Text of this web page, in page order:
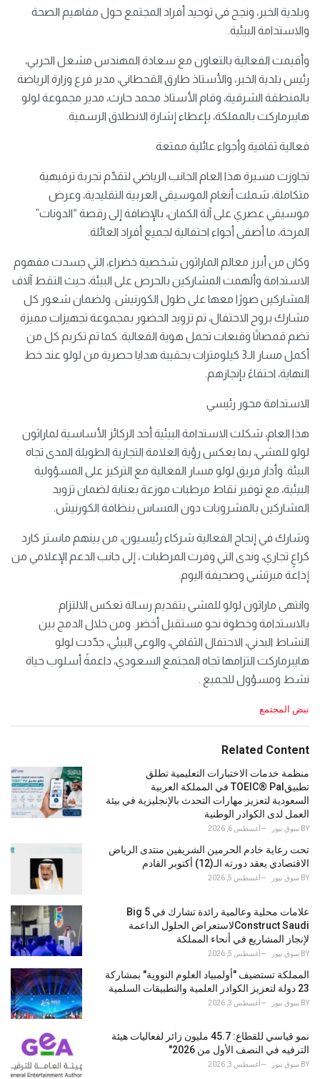
وبلدية الخبر، ونجح في توحيد أفراد المجتمع حول مفاهيم الصحة
والاستدامة البيئية.
وأقيمت الفعالية بالتعاون مع سعادة المهندس مشعل الحربي،
رئيس بلدية الخبر، والأستاذ طارق القحطاني، مدير فرع وزارة الرياضة
بالمنطقة الشرقية، وقام الأستاذ محمد حارث، مدير مجموعة لولو
هايبرماركت بالمملكة، بإعطاء إشارة الانطلاق الرسمية.
فعالية ثقافية وأجواء عائلية ممتعة
تجاوزت مسيرة هذا العام الجانب الرياضي لتقدّم تجربة ترفيهية
متكاملة، شملت أنغام الموسيقى العربية التقليدية، وعرض
موسيقي عصري على آلة الكمان، بالإضافة إلى رقصة “الدونات”
المرحة، ما أضفى أجواء احتفالية لجميع أفراد العائلة.
وكان من أبرز معالم الماراثون شخصية خضراء، التي جسدت مفهوم
الاستدامة وألهمت المشاركين بالحرص على البيئة، حيث التقط آلاف
المشاركين صورًا معها على طول الكورنيش. ولضمان شعور كل
مشارك بروح الاحتفال، تم تزويد الحضور بمجموعة تجهيزات مميزة
تضم قمصانًا وقبعات تحمل هوية الفعالية. كما تم تكريم كل من
أكمل مسار الـ3 كيلومترات بحقيبة هدايا حصرية من لولو عند خط
النهاية، احتفاءً بإنجازهم.
الاستدامة محور رئيسي
هذا العام، شكلت الاستدامة البيئية أحد الركائز الأساسية لماراثون
لولو للمشي، بما يعكس رؤية العلامة التجارية الطويلة المدى تجاه
البيئة. وأدار فريق لولو مسار الفعالية مع التركيز على المسؤولية
البيئية، مع توفير نقاط مرطبات موزعة بعناية لضمان تزويد
المشاركين بالمشروبات دون المساس بنظافة الكورنيش.
وشارك في إنجاح الفعالية شركاء رئيسيون، من بينهم ماستر كارد
كراعٍ تجاري، وندى التي وفرت المرطبات ، إلى جانب الدعم الإعلامي من
إذاعة ميرتشي وصحيفة اليوم.
وانتهى ماراثون لولو للمشي بتقديم رسالة تعكس الالتزام
بالاستدامة وخطوة نحو مستقبل أخضر. ومن خلال الدمج بين
النشاط البدني، الاحتفال الثقافي، والوعي البيئي، جدّدت لولو
هايبرماركت التزامها تجاه المجتمع السعودي، داعمةً أسلوب حياة
نشط ومسؤول للجميع .
C
e
o
r
i
e
s
نبض المجتمع
Related Content
منظمة خدمات الاختبارات التعليمية تطلق
تطبيقTOEIC® Pal في المملكة العربية
السعودية لتعزيز مهارات التحدث بالإنجليزية في بيئة
العمل لدى الكوادر الوطنية
BY سوق نيوز أغسطس 6, 2026
تحت رعاية خادم الحرمين الشريفين منتدى الرياض
الاقتصادي يعقد دورته الـ(12) أكتوبر القادم
BY سوق نيوز أغسطس 5, 2026
علامات محلية وعالمية رائدة تشارك في Big 5
Construct Saudiلاستعراض الحلول الداعمة
لإنجاز المشاريع في أنحاء المملكة
BY سوق نيوز أغسطس 5, 2026
المملكة تستضيف "أولمبياد العلوم النووية" بمشاركة
23 دولة لتعزيز الكوادر العلمية والتطبيقات السلمية
BY سوق نيوز أغسطس 3, 2026
نمو قياسي للقطاع: 45.7 مليون زائر لفعاليات هيئة
الترفيه في النصف الأول من 2026"
BY سوق نيوز أغسطس 3, 2026